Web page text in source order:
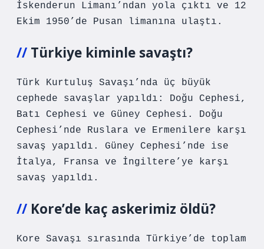
İskenderun Limanı’ndan yola çıktı ve 12
Ekim 1950’de Pusan ​​limanına ulaştı.
Türkiye kiminle savaştı?
Türk Kurtuluş Savaşı’nda üç büyük
cephede savaşlar yapıldı: Doğu Cephesi,
Batı Cephesi ve Güney Cephesi. Doğu
Cephesi’nde Ruslara ve Ermenilere karşı
savaş yapıldı. Güney Cephesi’nde ise
İtalya, Fransa ve İngiltere’ye karşı
savaş yapıldı.
Kore’de kaç askerimiz öldü?
Kore Savaşı sırasında Türkiye’de toplam